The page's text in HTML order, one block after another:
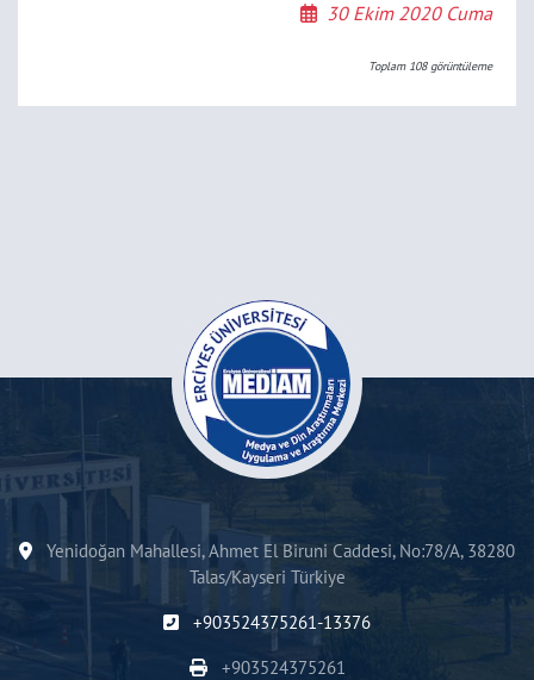
30 Ekim 2020 Cuma
Toplam 108görüntüleme
Yenidoğan Mahallesi, Ahmet El Biruni Caddesi, No:78/A, 38280
Talas/Kayseri Türkiye
+903524375261-13376
+903524375261